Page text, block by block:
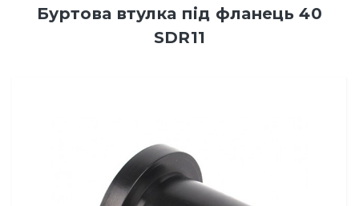
Буртова втулка під фланець 40
SDR11